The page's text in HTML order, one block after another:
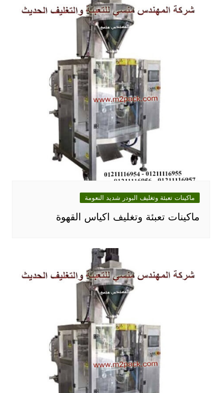
ماكينات تعبئة وتغليف البودر شديد النعومة
ماكينات تعبئة وتغليف اكياس القهوة